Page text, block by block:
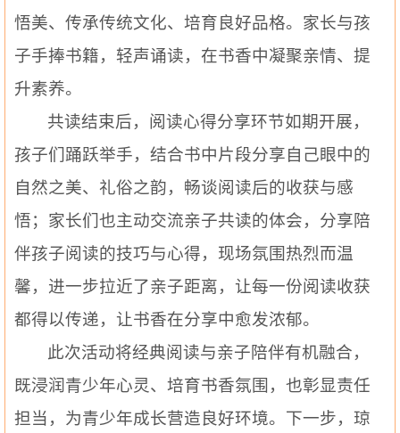
悟美、传承传统文化、培育良好品格。家长与孩
子手捧书籍，轻声诵读，在书香中凝聚亲情、提
升素养。
共读结束后，阅读心得分享环节如期开展，
孩子们踊跃举手，结合书中片段分享自己眼中的
自然之美、礼俗之韵，畅谈阅读后的收获与感
悟；家长们也主动交流亲子共读的体会，分享陪
伴孩子阅读的技巧与心得，现场氛围热烈而温
馨，进一步拉近了亲子距离，让每一份阅读收获
都得以传递，让书香在分享中愈发浓郁。
此次活动将经典阅读与亲子陪伴有机融合，
既浸润青少年心灵、培育书香氛围，也彰显责任
担当，为青少年成长营造良好环境。下一步，琼